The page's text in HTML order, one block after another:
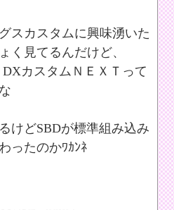
スカスタムに興味湧いた
く見てるんだけど、
カスタムＮＥＸＴって
けどSBDが標準組み込み
ったのかﾜｶﾝﾈ